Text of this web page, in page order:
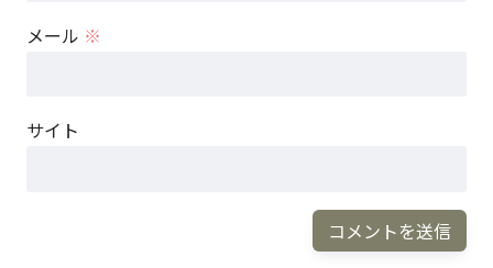
メール ※
サイト